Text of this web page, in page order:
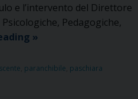
e l’intervento del Direttore
Pedagogiche,
Conferimento
Laurea
»
paranchibile paschiara